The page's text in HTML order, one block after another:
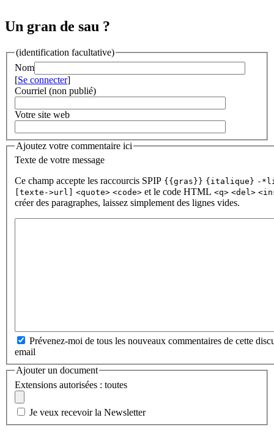
Un gran de sau ?
(identification facultative)
Nom
[Se connecter]
Courriel (non publié)
Votre site web
Ajoutez votre commentaire ici
Texte de votre message
Ce champ accepte les raccourcis SPIP {{gras}} {italique} -
[texte->url]
<quote> <code> et le code HTML <q> <del>
créer des paragraphes, laissez simplement des lignes vides.
Prévenez-moi de tous les nouveaux commentaires de cette
email
Ajouter un document
Extensions autorisées : toutes
Je veux recevoir la Newsletter